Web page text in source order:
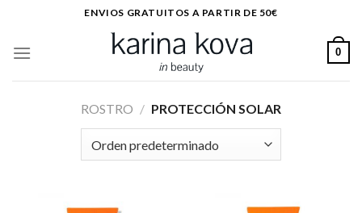
contenido
ENVIOS GRATUITOS A PARTIR DE 50€
0
ROSTRO / PROTECCIÓN SOLAR